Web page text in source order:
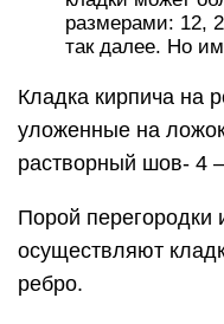
размерами: 12,
так далее. Но
Кладка кирпича на
уложенные на
растворный шов- 4
Порой перегородки
осуществляют
ребро.